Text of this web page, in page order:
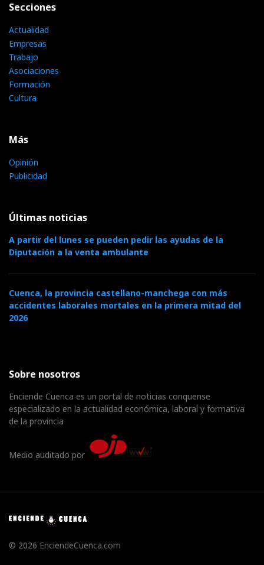
Secciones
Actualidad
Empresas
Trabajo
Asociaciones
Formación
Cultura
Más
Opinión
Publicidad
Últimas noticias
A partir del lunes se pueden pedir las ayudas de la
Diputación a la venta ambulante
Cuenca, la provincia castellano-manchega con más
accidentes laborales mortales en la primera mitad del
2026
Sobre nosotros
Enciende Cuenca es un portal de noticias conquense
especializado en la actualidad económica, laboral y formativa
de la provincia
Medio auditado por
© 2026 EnciendeCuenca.com